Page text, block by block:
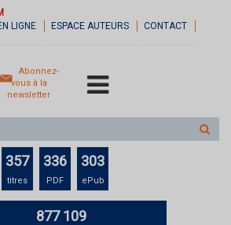
LIGNE
ESPACE AUTEURS CONTACT
Abonnez-
vous à la
newsletter
sur
le
357
titres
336
PDF
303
ePub
877 109